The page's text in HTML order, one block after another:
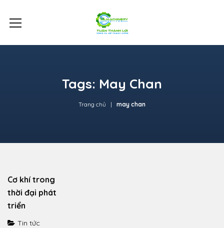
Tags: May Chan
Trang chủ may chan
Cơ khí trong
thời đại phát
triển
Tin tức